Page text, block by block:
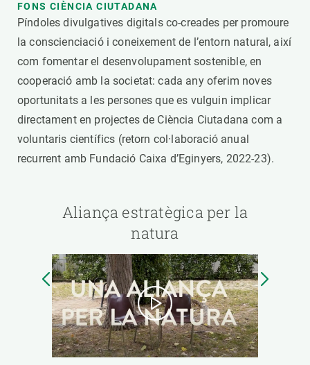
FONS CIÈNCIA CIUTADANA
Píndoles divulgatives digitals co-creades per promoure
la conscienciació i coneixement de l’entorn natural, així
com fomentar el desenvolupament sostenible, en
cooperació amb la societat: cada any oferim noves
oportunitats a les persones que es vulguin implicar
directament en projectes de Ciència Ciutadana com a
voluntaris científics (retorn col·laboració anual
recurrent amb Fundació Caixa d’Eginyers, 2022-23).
Aliança estratègica per la
natura